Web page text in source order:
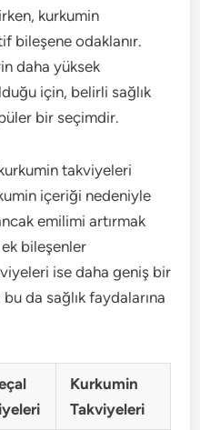
kurkumin
bileşene odaklanır.
daha yüksek
için, belirli sağlık
bir seçimdir.
kurkumin takviyeleri
içeriği nedeniyle
emilimi artırmak
bileşenler
ise daha geniş bir
da sağlık faydalarına
Kurkumin
Takviyeleri